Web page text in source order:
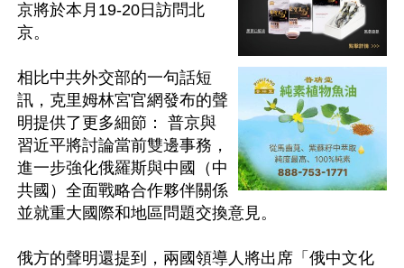
京將於本月19-20日訪問北
京。
相比中共外交部的一句話短
訊，克里姆林宮官網發布的聲
明提供了更多細節： 普京與
習近平將討論當前雙邊事務，
進一步強化俄羅斯與中國（中
共國）全面戰略合作夥伴關係
並就重大國際和地區問題交換意見。
俄方的聲明還提到，兩國領導人將出席「俄中文化